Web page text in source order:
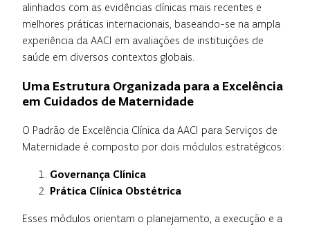
alinhados com as evidências clínicas mais recentes e
melhores práticas internacionais, baseando-se na ampla
experiência da AACI em avaliações de instituições de
saúde em diversos contextos globais.
Uma Estrutura Organizada para a Excelência
em Cuidados de Maternidade
O Padrão de Excelência Clínica da AACI para Serviços de
Maternidade é composto por dois módulos estratégicos:
Governança Clínica
Prática Clínica Obstétrica
Esses módulos orientam o planejamento, a execução e a